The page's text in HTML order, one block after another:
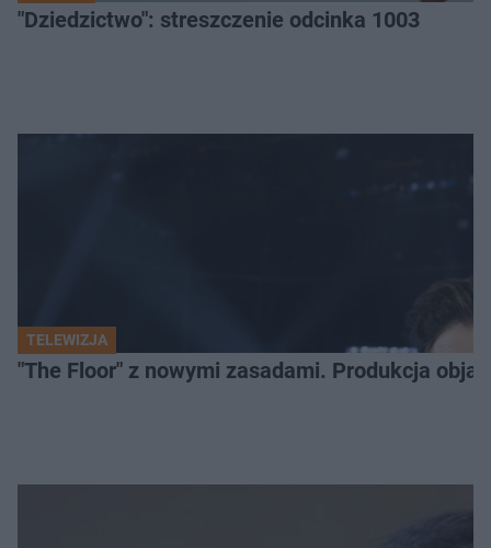
"Dziedzictwo": streszczenie odcinka 1003
TELEWIZJA
"The Floor" z nowymi zasadami. Produkcja